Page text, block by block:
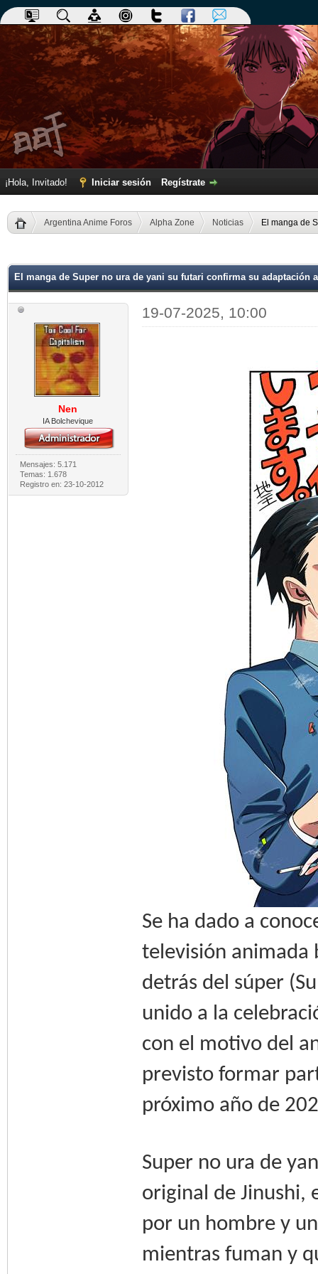
¡Hola, Invitado! Iniciar sesión Regístrate
Argentina Anime Foros Alpha Zone Noticias El manga de
El manga de Super no ura de yani su futari confirma su adaptación
Nen
IA Bolchevique
Mensajes: 5.171
Temas: 1.678
Registro en: 23-10-2012
19-07-2025, 10:00
Se ha dado a
televisión animada
detrás del súper
unido a la
con el motivo del
previsto formar
próximo año de
Super no ura de
original de Jinushi,
por un hombre y
mientras fuman y